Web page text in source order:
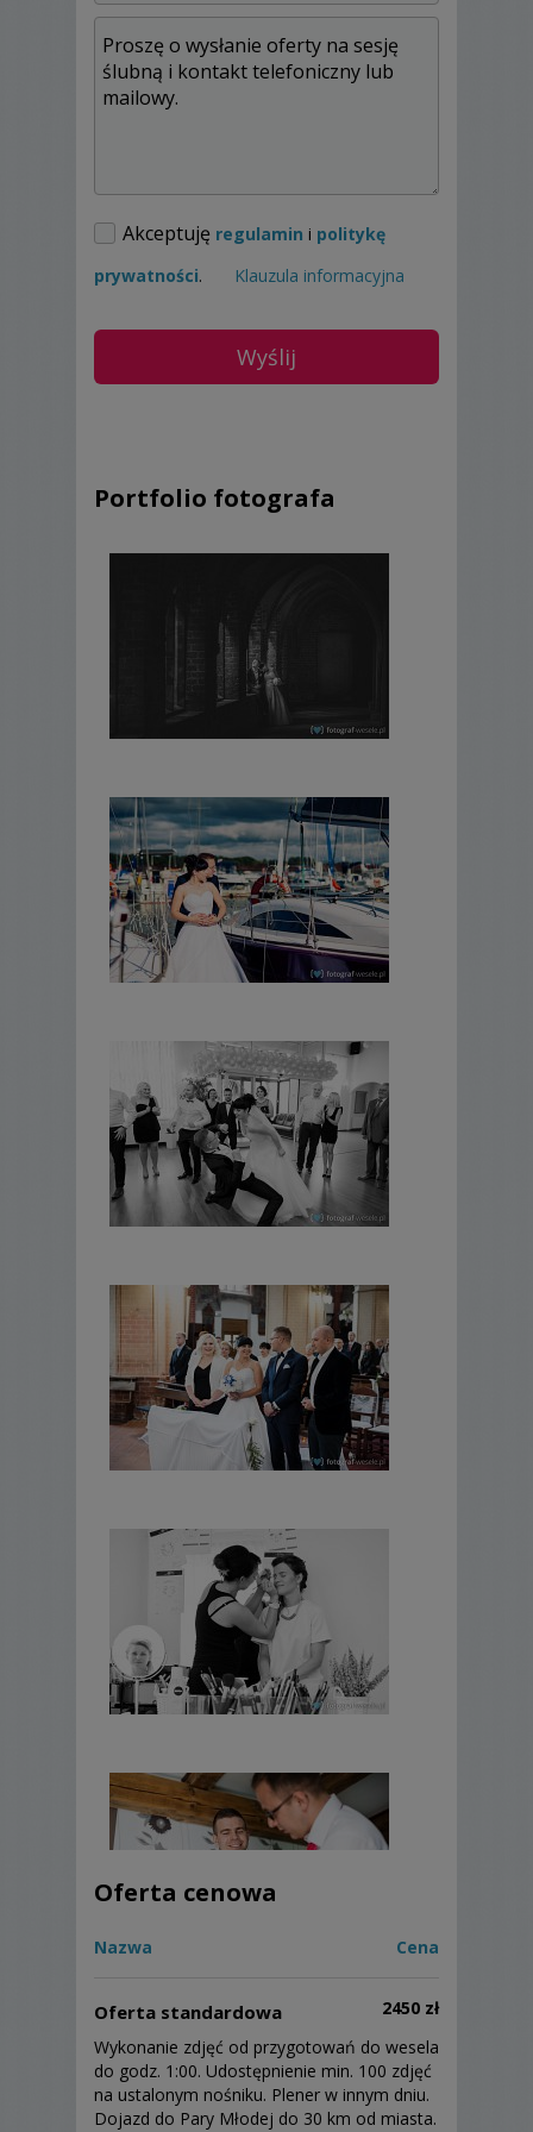
Akceptuję regulamin i politykę
prywatności. Klauzula informacyjna
Portfolio fotografa
Oferta cenowa
Nazwa Cena
Oferta standardowa
2450 zł
Wykonanie zdjęć od przygotowań do wesela
do godz. 1:00. Udostępnienie min. 100 zdjęć
na ustalonym nośniku. Plener w innym dniu.
Dojazd do Pary Młodej do 30 km od miasta.